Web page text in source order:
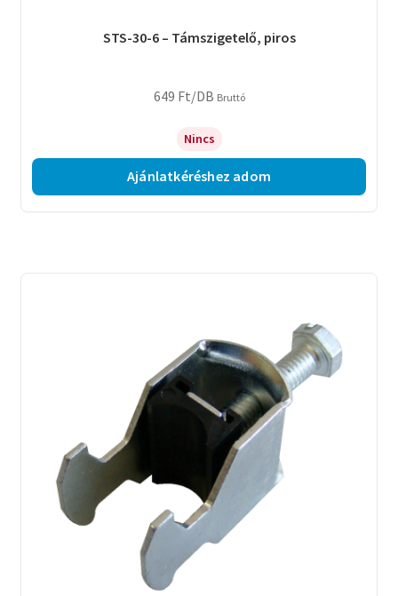
STS-30-6 – Támszigetelő, piros
649 Ft/DB Bruttó
Nincs
Ajánlatkéréshez adom